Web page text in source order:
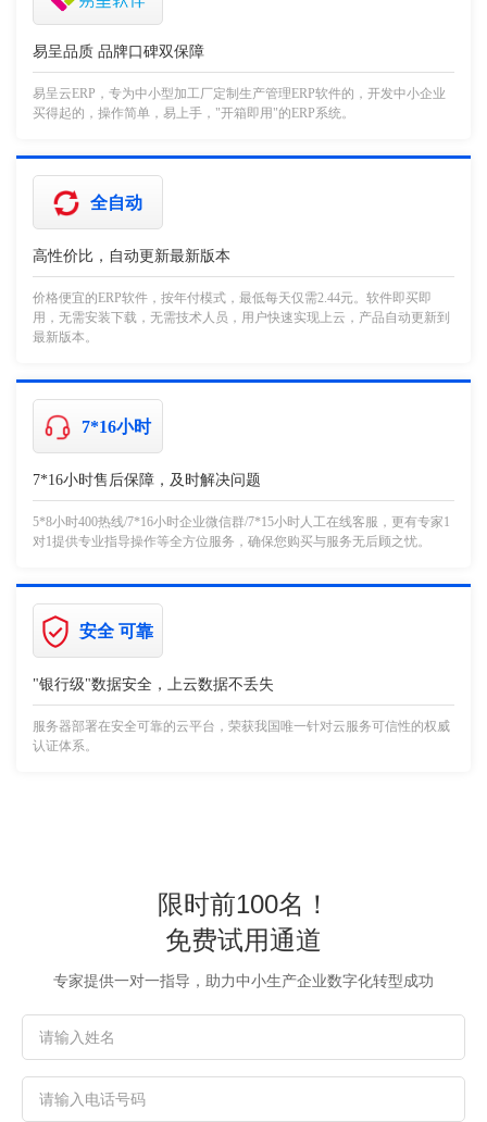
易呈品质 品牌口碑双保障
易呈云ERP，专为中小型加工厂定制生产管理ERP软件的，开发中小企业
买得起的，操作简单，易上手，"开箱即用"的ERP系统。
全自动
高性价比，自动更新最新版本
价格便宜的ERP软件，按年付模式，最低每天仅需2.44元。软件即买即
用，无需安装下载，无需技术人员，用户快速实现上云，产品自动更新到
最新版本。
7*16小时
7*16小时售后保障，及时解决问题
5*8小时400热线/7*16小时企业微信群/7*15小时人工在线客服，更有专家1
对1提供专业指导操作等全方位服务，确保您购买与服务无后顾之忧。
安全 可靠
"银行级"数据安全，上云数据不丢失
服务器部署在安全可靠的云平台，荣获我国唯一针对云服务可信性的权威
认证体系。
限时前100名！
免费试用通道
专家提供一对一指导，助力中小生产企业数字化转型成功